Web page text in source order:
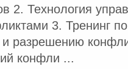
2. Технология
3. Тренинг
и разрешению
конфли ...